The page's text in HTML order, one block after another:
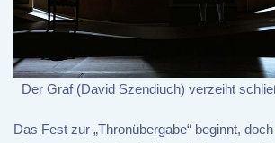
Der Graf (David Szendiuch) verzeiht
Das Fest zur „Thronübergabe“ beginnt,